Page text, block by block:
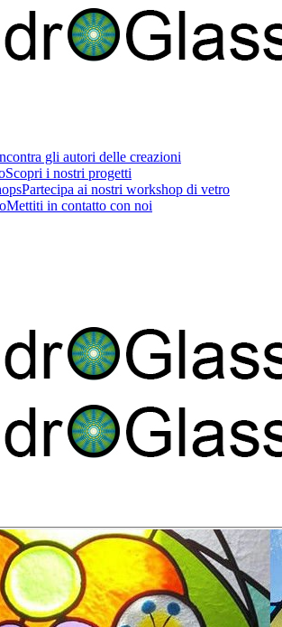
gli autori delle creazioni
Scopri i nostri progetti
Partecipa ai nostri workshop di vetro
Mettiti in contatto con noi